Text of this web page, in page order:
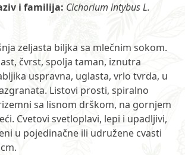
i familija: Cichorium intybus L.
zeljasta biljka sa mlečnim sokom.
čvrst, spolja taman, iznutra
uspravna, uglasta, vrlo tvrda, u
Listovi prosti, spiralno
sa lisnom drškom, na gornjem
Cvetovi svetloplavi, lepi i upadljivi,
u pojedinačne ili udružene cvasti